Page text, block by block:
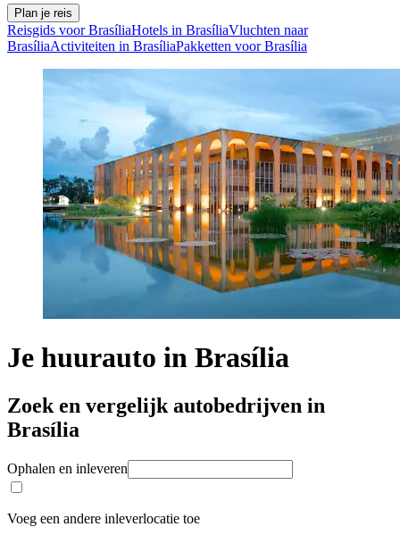
Plan je reis
Reisgids voor BrasíliaHotels in BrasíliaVluchten naar
BrasíliaActiviteiten in BrasíliaPakketten voor Brasília
Je huurauto in Brasília
Zoek en vergelijk autobedrijven in
Brasília
Ophalen en inleveren
Voeg een andere inleverlocatie toe